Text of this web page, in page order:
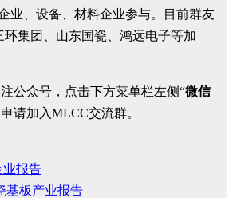
业、设备、材料企业参与。目前群友
集团、山东国瓷、鸿远电子等加
公众号，点击下方菜单栏左侧“微信
请加入MLCC交流群。
业报告
基板产业报告